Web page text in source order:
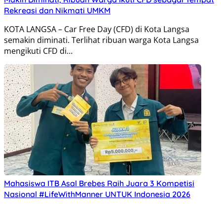
Rekreasi dan Nikmati UMKM
KOTA LANGSA – Car Free Day (CFD) di Kota Langsa
semakin diminati. Terlihat ribuan warga Kota Langsa
mengikuti CFD di…
Mahasiswa ITB Asal Brebes Raih Juara 3 Kompetisi
Nasional #LifeWithManner UNTUK Indonesia 2026